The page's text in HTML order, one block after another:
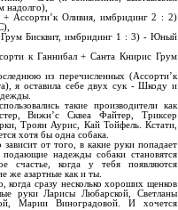
надолго),
Ассорти’к Оливия, имбридинг 2 : 2)
Бисквит, имбридинг 1 : 3) - Юный
к Ганнибал + Санта Книрис Грум
из перечисленных (Ассорти’к
я оставила себе двух сук - Шкоду и
такие производители как
Вижн’с Сквеа Файтер, Триксер
Троян Аурис, Кай Тойфель. Кстати,
хотя бы одна собака.
от того, в какие руки попадает
надежды собаки становятся
счастье, когда у тебя появляются
же азартные как и ты.
сразу несколько хороших щенков
руки Ларисы Любарской, Светланы
Марии Виноградовой. И хочется